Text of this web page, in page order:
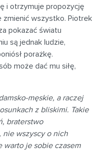
i otrzymuje propozycję
zmienić wszystko. Piotrek
pokazać światu
są jednak ludzie,
porażkę.
może dać mu siłę,
męskie, a raczej
z bliskimi. Takie
braterstwo
wszyscy o nich
warto je sobie czasem